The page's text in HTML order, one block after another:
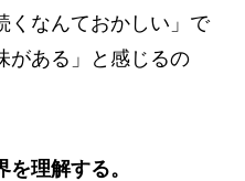
くなんておかしい」で
がある」と感じるの
理解する。